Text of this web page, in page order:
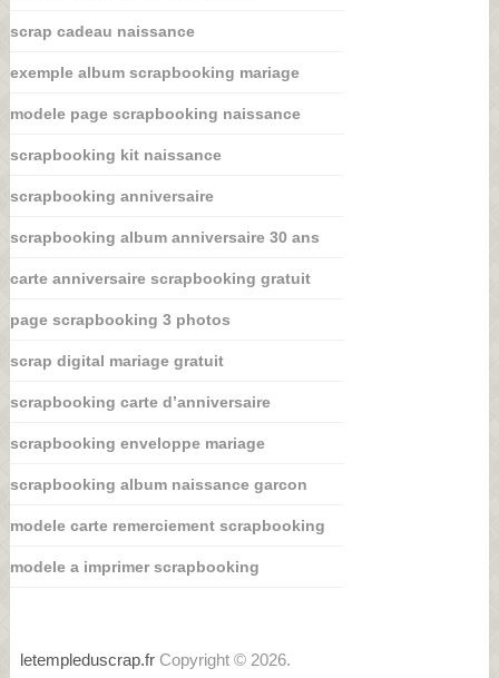
scrap cadeau naissance
exemple album scrapbooking mariage
modele page scrapbooking naissance
scrapbooking kit naissance
scrapbooking anniversaire
scrapbooking album anniversaire 30 ans
carte anniversaire scrapbooking gratuit
page scrapbooking 3 photos
scrap digital mariage gratuit
scrapbooking carte d’anniversaire
scrapbooking enveloppe mariage
scrapbooking album naissance garcon
modele carte remerciement scrapbooking
modele a imprimer scrapbooking
letempleduscrap.frCopyright © 2026.